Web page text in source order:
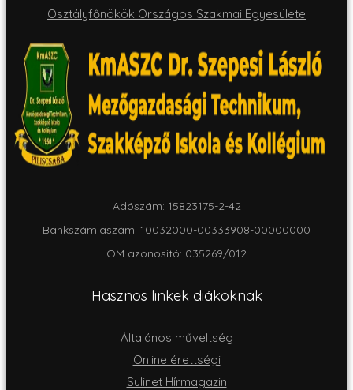
Osztályfőnökök Országos Szakmai Egyesülete
Adószám: 15823175-2-42
Bankszámlaszám: 10032000-00333908-00000000
OM azonositó: 035269/012
Hasznos linkek diákoknak
Általános műveltség
Online érettségi
Sulinet Hírmagazin